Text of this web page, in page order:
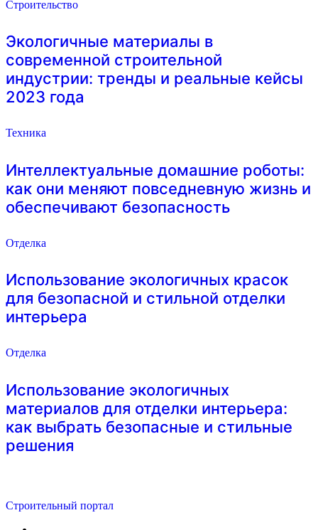
Строительство
Экологичные материалы в
современной строительной
индустрии: тренды и реальные кейсы
2023 года
Техника
Интеллектуальные домашние роботы:
как они меняют повседневную жизнь и
обеспечивают безопасность
Отделка
Использование экологичных красок
для безопасной и стильной отделки
интерьера
Отделка
Использование экологичных
материалов для отделки интерьера:
как выбрать безопасные и стильные
решения
Строительный портал